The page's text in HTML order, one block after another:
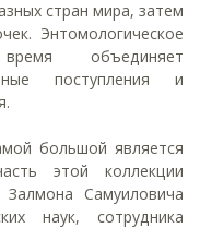
стран мира, затем
Энтомологическое
объединяет
поступления и
большой является
этой коллекции
Самуиловича
наук, сотрудника